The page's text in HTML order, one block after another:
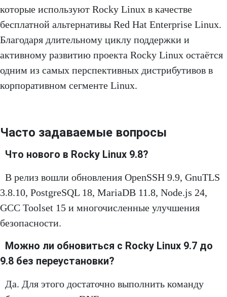
которые используют Rocky Linux в качестве
бесплатной альтернативы Red Hat Enterprise Linux.
Благодаря длительному циклу поддержки и
активному развитию проекта Rocky Linux остаётся
одним из самых перспективных дистрибутивов в
корпоративном сегменте Linux.
Часто задаваемые вопросы
Что нового в Rocky Linux 9.8?
В релиз вошли обновления OpenSSH 9.9, GnuTLS
3.8.10, PostgreSQL 18, MariaDB 11.8, Node.js 24,
GCC Toolset 15 и многочисленные улучшения
безопасности.
Можно ли обновиться с Rocky Linux 9.7 до
9.8 без переустановки?
Да. Для этого достаточно выполнить команду